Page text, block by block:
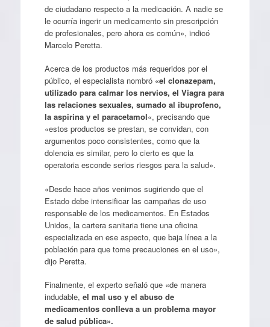
de ciudadano respecto a la medicación. A nadie se
le ocurría ingerir un medicamento sin prescripción
de profesionales, pero ahora es común», indicó
Marcelo Peretta.
Acerca de los productos más requeridos por el
público, el especialista nombró «el clonazepam,
utilizado para calmar los nervios, el Viagra para
las relaciones sexuales, sumado al ibuprofeno,
la aspirina y el paracetamol«, precisando que
«estos productos se prestan, se convidan, con
argumentos poco consistentes, como que la
dolencia es similar, pero lo cierto es que la
operatoria esconde serios riesgos para la salud».
«Desde hace años venimos sugiriendo que el
Estado debe intensificar las campañas de uso
responsable de los medicamentos. En Estados
Unidos, la cartera sanitaria tiene una oficina
especializada en ese aspecto, que baja línea a la
población para que tome precauciones en el uso»,
dijo Peretta.
Finalmente, el experto señaló que «de manera
indudable, el mal uso y el abuso de
medicamentos conlleva a un problema mayor
de salud pública».